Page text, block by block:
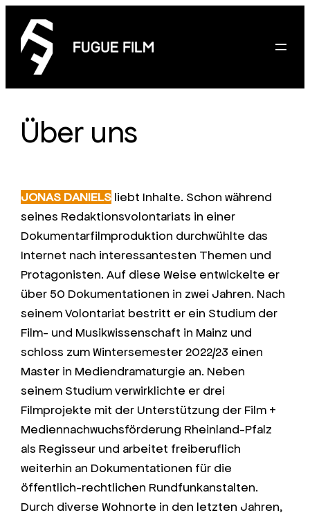
Inhalt
springen
Über uns
JONAS DANIELS liebt Inhalte. Schon während
seines Redaktionsvolontariats in einer
Dokumentarfilmproduktion durchwühlte das
Internet nach interessantesten Themen und
Protagonisten. Auf diese Weise entwickelte er
über 50 Dokumentationen in zwei Jahren. Nach
seinem Volontariat bestritt er ein Studium der
Film- und Musikwissenschaft in Mainz und
schloss zum Wintersemester 2022/23 einen
Master in Mediendramaturgie an. Neben
seinem Studium verwirklichte er drei
Filmprojekte mit der Unterstützung der Film +
Mediennachwuchsförderung Rheinland-Pfalz
als Regisseur und arbeitet freiberuflich
weiterhin an Dokumentationen für die
öffentlich-rechtlichen Rundfunkanstalten.
Durch diverse Wohnorte in den letzten Jahren,